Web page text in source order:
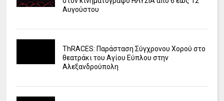
Αυγούστου
ΤhRACES: Παράσταση Σύγχρονου Χορού στο
θεατράκι του Αγίου Εύπλου στην
Αλεξανδρούπολη